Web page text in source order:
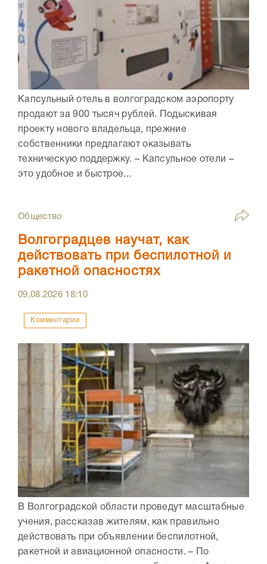
Капсульный отель в волгоградском аэропорту
продают за 900 тысяч рублей. Подыскивая
проекту нового владельца, прежние
собственники предлагают оказывать
техническую поддержку. – Капсульное отели –
это удобное и быстрое...
Общество
Волгоградцев научат, как
действовать при беспилотной и
ракетной опасностях
09.08.2026 18:10
Комментарии
В Волгоградской области проведут масштабные
учения, рассказав жителям, как правильно
действовать при объявлении беспилотной,
ракетной и авиационной опасности. – По